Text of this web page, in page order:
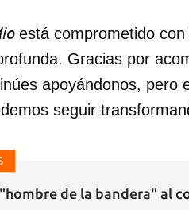
está comprometido con
Gracias por
apoyándonos, pero
seguir
de la bandera" al